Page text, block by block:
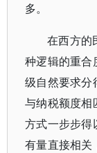
多。
在西方的
种逻辑的重合
级自然要求分
与纳税额度相
方式一步步得
有量直接相关